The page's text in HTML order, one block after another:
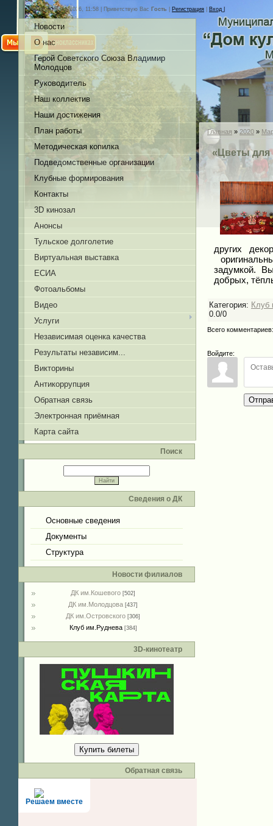
Четверг, 06.08.2026, 11:58 | Приветствую Вас Гость Регистрация Вход |
Новости
О нас
Герой Советского Союза Владимир
Молодцов
Руководитель
Наш коллектив
Наши достижения
План работы
Методическая копилка
Подведомственные организации
Клубные формирования
Контакты
3D кинозал
Анонсы
Тульское долголетие
Виртуальная выставка
ЕСИА
Фотоальбомы
Видео
Услуги
Независимая оценка качества
Результаты независим...
Викторины
Антикоррупция
Обратная связь
Электронная приёмная
Карта сайта
Поиск
Сведения о ДК
Основные сведения
Документы
Структура
Новости филиалов
ДК им.Кошевого [502]
ДК им.Молодцова [437]
ДК им.Островского [306]
Клуб им.Руднева [384]
3D-кинотеатр
Купить билеты
Обратная связь
Решаем вместе
Главная » 2020 »
«Цветы для
других
задумкой.
добрых,
Категория: Клуб
0.0/0
Всего комментариев
Войдите: